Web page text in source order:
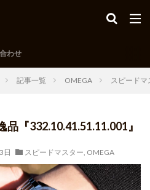
わせ
記事一覧 OMEGA スピードマ
『332.10.41.51.11.001』
日 スピードマスター, OMEGA